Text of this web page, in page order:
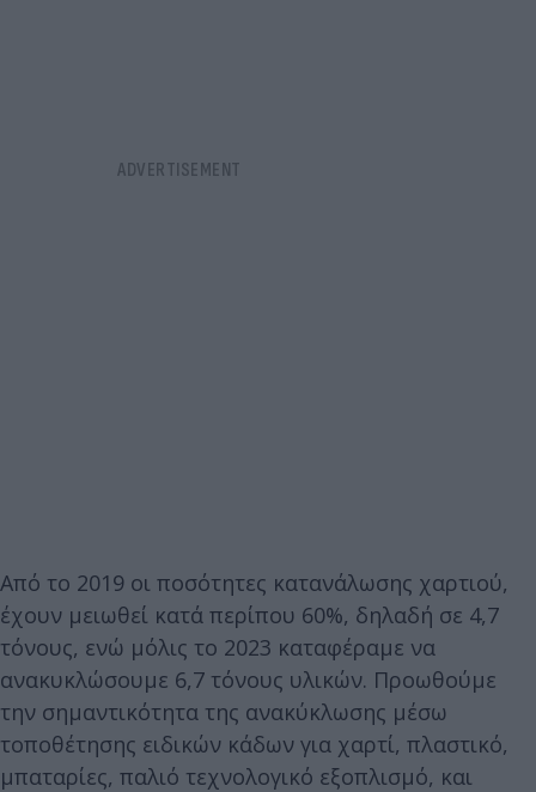
Από το 2019 οι ποσότητες κατανάλωσης χαρτιού,
έχουν μειωθεί κατά περίπου 60%, δηλαδή σε 4,7
τόνους, ενώ μόλις το 2023 καταφέραμε να
ανακυκλώσουμε 6,7 τόνους υλικών. Προωθούμε
την σημαντικότητα της ανακύκλωσης μέσω
τοποθέτησης ειδικών κάδων για χαρτί, πλαστικό,
μπαταρίες, παλιό τεχνολογικό εξοπλισμό, και